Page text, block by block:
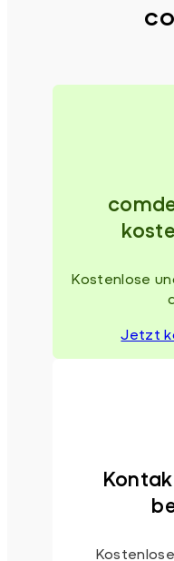
Kostenlose
Jetzt